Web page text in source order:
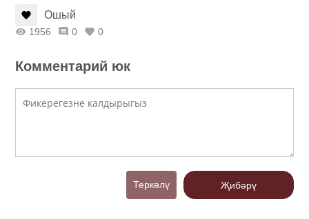
Ошый
1956 0 0
Комментарий юк
Теркәлү Җибәрү